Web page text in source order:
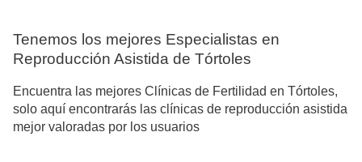
Tenemos los mejores Especialistas en
Reproducción Asistida de Tórtoles
Encuentra las mejores Clínicas de Fertilidad en Tórtoles,
solo aquí encontrarás las clínicas de reproducción asistida
mejor valoradas por los usuarios